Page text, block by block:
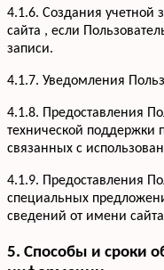
Услуги
Офисная мебель
Шкафы-купе
Гардеробные
Детская мебель
Портфолио
Акции
О компании
Вакансии
Отзывы
Информация
4.1.6. Создания учетной
сайта , если
записи.
4.1.7. Уведомления
4.1.8. Предоставления
технической поддержки
связанных с
4.1.9. Предоставления
специальных
сведений от имени
5. Способы и сроки